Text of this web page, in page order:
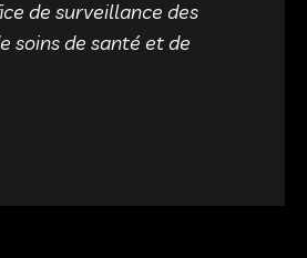
de surveillance des
soins de santé et de